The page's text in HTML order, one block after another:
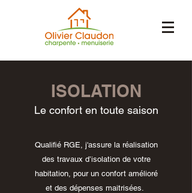
ISOLATION
Le confort en toute saison
Qualifié RGE, j'assure la réalisation
des travaux d’isolation de votre
habitation, pour un confort amélioré
et des dépenses maitrisées.